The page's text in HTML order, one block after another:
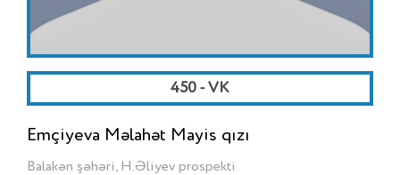
450 - VK
Emçiyeva Məlahət Mayis qızı
Balakən şəhəri, H.Əliyev prospekti